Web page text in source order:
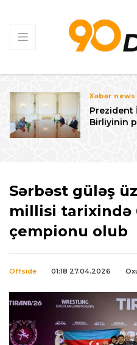
Xəbər news
Prezident
Birliyinin
Sərbəst güləş
millisi tarixində
çempionu olub
Offside 01:18 27.04.2026